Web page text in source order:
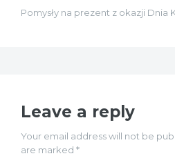
Pomysły na prezent z okazji Dnia
Leave a reply
Your email address will not be
are marked *